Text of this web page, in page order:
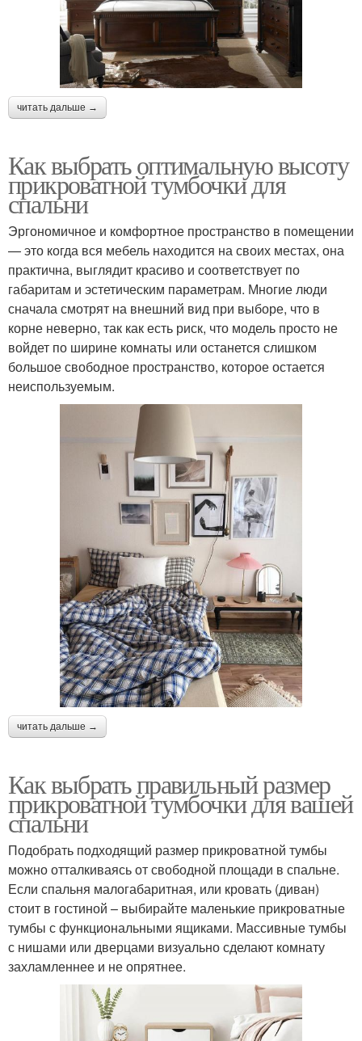
читать дальше →
Как выбрать оптимальную высоту
прикроватной тумбочки для
спальни
Эргономичное и комфортное пространство в помещении
— это когда вся мебель находится на своих местах, она
практична, выглядит красиво и соответствует по
габаритам и эстетическим параметрам. Многие люди
сначала смотрят на внешний вид при выборе, что в
корне неверно, так как есть риск, что модель просто не
войдет по ширине комнаты или останется слишком
большое свободное пространство, которое остается
неиспользуемым.
читать дальше →
Как выбрать правильный размер
прикроватной тумбочки для вашей
спальни
Подобрать подходящий размер прикроватной тумбы
можно отталкиваясь от свободной площади в спальне.
Если спальня малогабаритная, или кровать (диван)
стоит в гостиной – выбирайте маленькие прикроватные
тумбы с функциональными ящиками. Массивные тумбы
с нишами или дверцами визуально сделают комнату
захламленнее и не опрятнее.